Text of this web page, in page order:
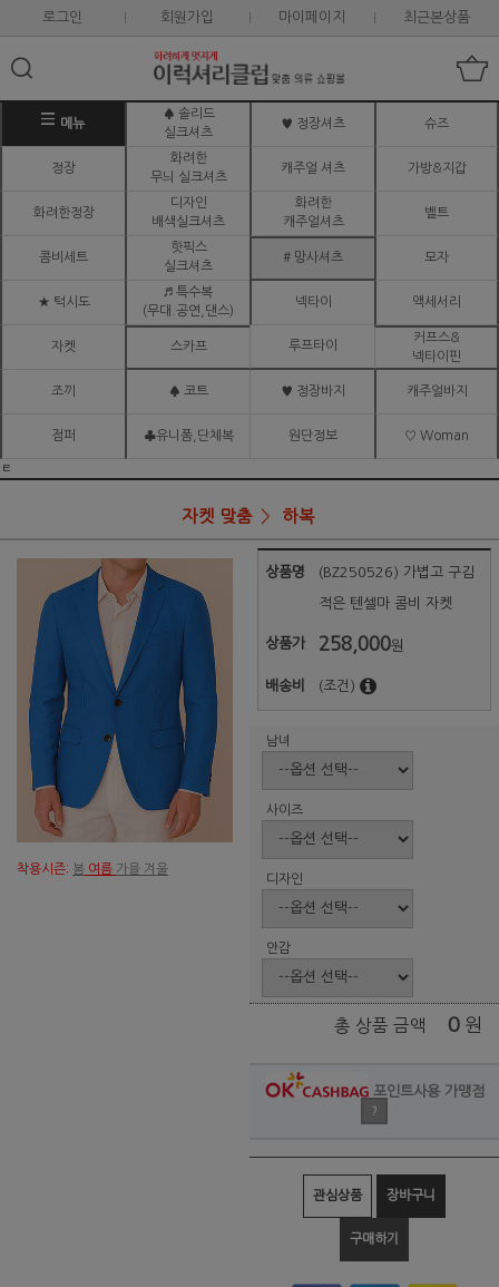
로그인 회원가입 마이페이지 최근본상품
메뉴
♠ 솔리드
실크셔츠
♥ 정장셔츠 슈즈
정장
화려한
무늬 실크셔츠
캐주얼 셔츠 가방&지갑
화려한정장
디자인
배색실크셔츠
화려한
캐주얼셔츠
벨트
콤비세트
핫픽스
실크셔츠
# 망사셔츠 모자
★ 턱시도
♬ 특수복
(무대.공연,댄스)
넥타이 액세서리
자켓 스카프 루프타이
커프스&
넥타이핀
조끼 ♠ 코트 ♥ 정장바지 캐주얼바지
점퍼 ♣유니폼,단체복 원단정보 ♡ Woman
ㅌ
자켓 맞춤 하복
착용시즌: 봄 여름 가을 겨울
상품명 (BZ250526) 가볍고 구김
적은 텐셀마 콤비 자켓
상품가 258,000원
배송비 (조건)
남녀
사이즈
디자인
안감
총 상품 금액 0 원
포인트사용 가맹점
?
관심상품 장바구니
구매하기